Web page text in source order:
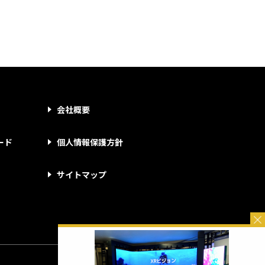
ド
会社概要
個人情報保護方針
サイトマップ